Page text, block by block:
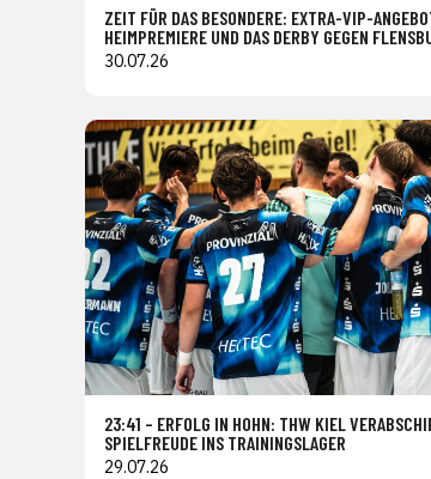
ZEIT FÜR DAS BESONDERE: EXTRA-VIP-
HEIMPREMIERE UND DAS DERBY GEGEN
30.07.26
23:41 – ERFOLG IN HOHN: THW KIEL
SPIELFREUDE INS TRAININGSLAGER
29.07.26